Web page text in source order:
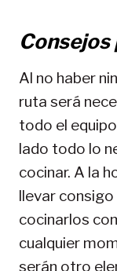
Al no haber
ruta será
todo el
lado todo lo
cocinar. A la
llevar
cocinarlos
cualquier
serán otro